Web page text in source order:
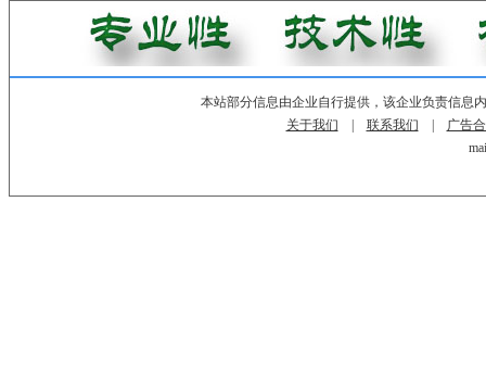
本站部分信息由企业自行提供，该企业负责信息
关于我们
联系我们
广告